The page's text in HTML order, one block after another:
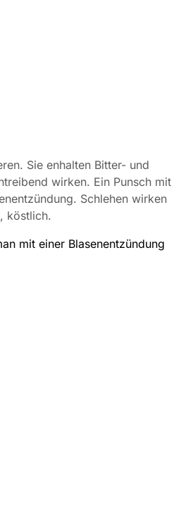
Sie enhalten Bitter- und
wirken. Ein Punsch mit
Schlehen wirken
köstlich.
mit einer Blasenentzündung